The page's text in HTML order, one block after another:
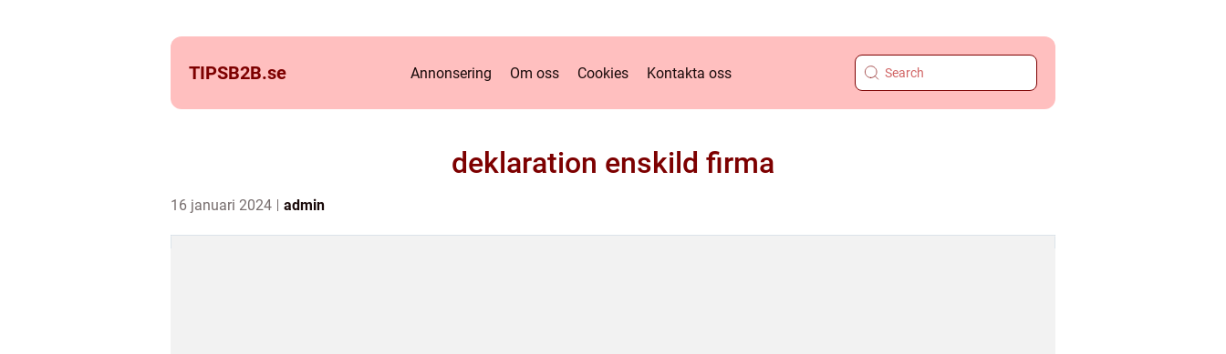
TIPSB2B.se Annonsering Om oss Cookies Kontakta oss
deklaration enskild firma
16 januari 2024 admin